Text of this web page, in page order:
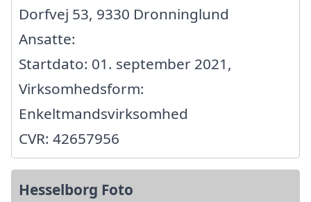
Dorfvej 53, 9330 Dronninglund
Ansatte:
Startdato: 01. september 2021,
Virksomhedsform:
Enkeltmandsvirksomhed
CVR: 42657956
Hesselborg Foto